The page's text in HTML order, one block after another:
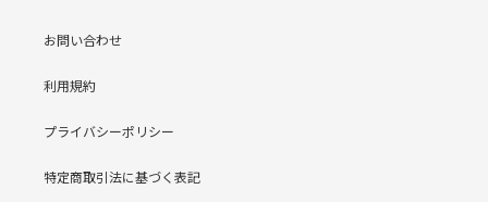
お問い合わせ
利用規約
プライバシーポリシー
特定商取引法に基づく表記